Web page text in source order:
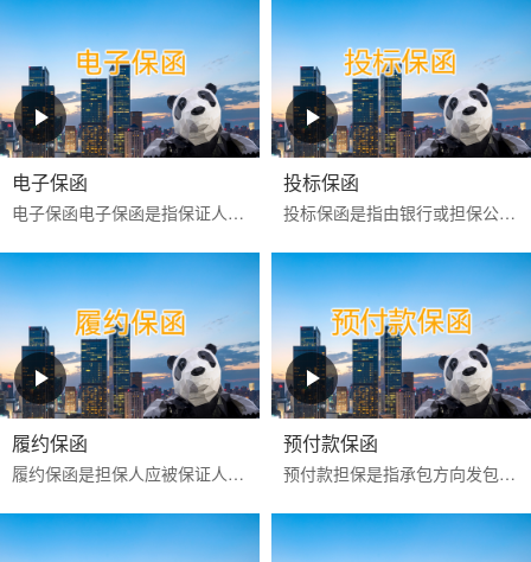
电子保函
电子保函‌‌电子保函是指保证人以使用‌CA证书进行电子签名的数据电文为介质，通过计算机网络向受益人开立的具有法律效力的担保凭证‌。目前更多是银行投标电子保函。电子...
投标保函
投标保函是指由银行或担保公司为投标人向招标人提供的，保证投标人按照招标文件的规定参加招标活动的担保。如果投标人在投标有效期内撤回投标文件，或中标后不签署
履约保函
履约保函是担保人应被保证人申请向工程承包项目中的业主或商品买卖中的买方出具的，保证被保证人严格按照合同约定全面和实际地履行其合同责任和义务的一种保函。
预付款保函
预付款担保是指承包方向发包方提供的，保证承包方履行扣还预付款义务的保证，是发包方预先支付一定数额的款项以供承包方周转使用，保证承包方将这些款项用于指定工程建设和...